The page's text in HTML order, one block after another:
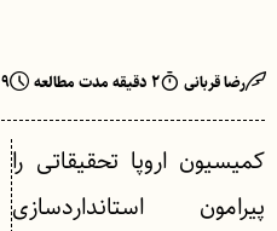
رضا قربانی ۲ دقیقه مدت مطالعه ۹ ٫ ۰۷ ٫ ۱۳۹۰
کمیسیون اروپا تحقیقاتی را
پیرامون استانداردسازی